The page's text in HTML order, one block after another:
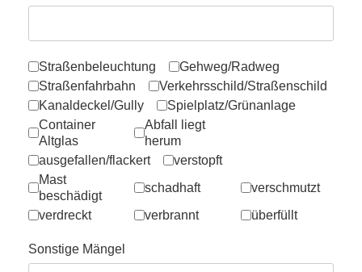
folgende Mängel festgestellt:
Straßenbeleuchtung
Gehweg/Radweg
Straßenfahrbahn
Verkehrsschild/Straßenschild
Kanaldeckel/Gully
Spielplatz/Grünanlage
Container
Altglas
Abfall liegt
herum
ausgefallen/flackert
verstopft
Mast
beschädigt
schadhaft
verschmutzt
verdreckt
verbrannt überfüllt
Sonstige Mängel